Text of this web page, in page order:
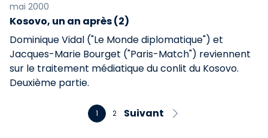
mai 2000
Kosovo, un an après (2)
Dominique Vidal ("Le Monde diplomatique") et
Jacques-Marie Bourget ("Paris-Match") reviennent
sur le traitement médiatique du conlit du Kosovo.
Deuxième partie.
1 2 Suivant